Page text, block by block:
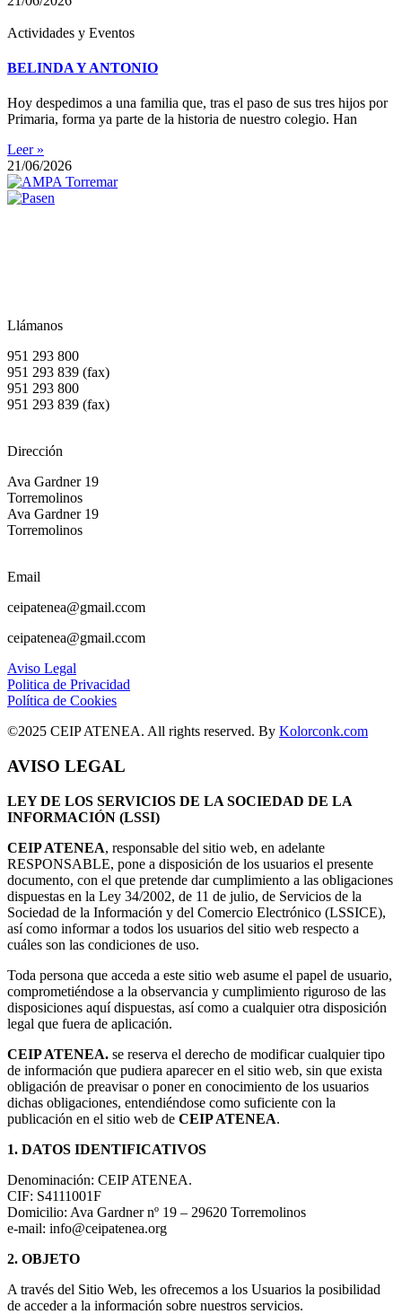
Actividades y Eventos
BELINDA Y ANTONIO
Hoy despedimos a una familia que, tras el paso de sus tres hijos por
Primaria, forma ya parte de la historia de nuestro colegio. Han
Leer »
21/06/2026
Llámanos
951 293 800
951 293 839 (fax)
951 293 800
951 293 839 (fax)
Dirección
Ava Gardner 19
Torremolinos
Ava Gardner 19
Torremolinos
Email
ceipatenea@gmail.ccom
ceipatenea@gmail.ccom
Aviso Legal
Politica de Privacidad
Política de Cookies
©2025 CEIP ATENEA. All rights reserved. By Kolorconk.com
AVISO LEGAL
LEY DE LOS SERVICIOS DE LA SOCIEDAD DE LA
INFORMACIÓN (LSSI)
CEIP ATENEA, responsable del sitio web, en adelante
RESPONSABLE, pone a disposición de los usuarios el presente
documento, con el que pretende dar cumplimiento a las obligaciones
dispuestas en la Ley 34/2002, de 11 de julio, de Servicios de la
Sociedad de la Información y del Comercio Electrónico (LSSICE),
así como informar a todos los usuarios del sitio web respecto a
cuáles son las condiciones de uso.
Toda persona que acceda a este sitio web asume el papel de usuario,
comprometiéndose a la observancia y cumplimiento riguroso de las
disposiciones aquí dispuestas, así como a cualquier otra disposición
legal que fuera de aplicación.
CEIP ATENEA. se reserva el derecho de modificar cualquier tipo
de información que pudiera aparecer en el sitio web, sin que exista
obligación de preavisar o poner en conocimiento de los usuarios
dichas obligaciones, entendiéndose como suficiente con la
publicación en el sitio web de CEIP ATENEA.
1. DATOS IDENTIFICATIVOS
Denominación: CEIP ATENEA.
CIF: S4111001F
Domicilio: Ava Gardner nº 19 – 29620 Torremolinos
e-mail: info@ceipatenea.org
2. OBJETO
A través del Sitio Web, les ofrecemos a los Usuarios la posibilidad
de acceder a la información sobre nuestros servicios.